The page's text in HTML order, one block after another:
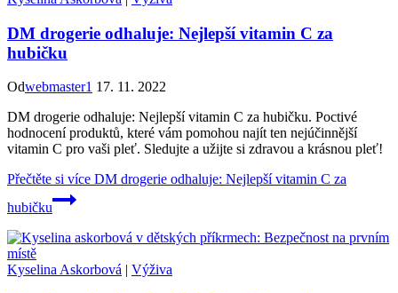
DM drogerie odhaluje: Nejlepší vitamin C za
hubičku
Odwebmaster1 17. 11. 2022
DM drogerie odhaluje: Nejlepší vitamin C za hubičku. Poctivé
hodnocení produktů, které vám pomohou najít ten nejúčinnější
vitamin C pro vaši pleť. Sledujte a užijte si zdravou a krásnou pleť!
Přečtěte si více DM drogerie odhaluje: Nejlepší vitamin C za
hubičku
Kyselina Askorbová | Výživa